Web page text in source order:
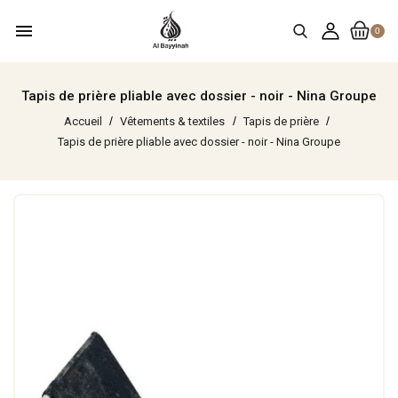
0
menu
Tapis de prière pliable avec dossier - noir - Nina Groupe
Accueil Vêtements & textiles
Tapis de prière
Tapis de prière pliable avec dossier - noir - Nina Groupe